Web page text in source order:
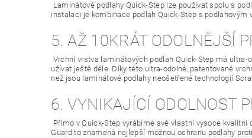
Laminátové podlahy Quick-Step lze používat spolu s
instalaci je kombinace podlah Quick-Step s podlahovým
5. AŽ 10KRÁT ODOLNĚJŠÍ
Vrchní vrstva laminátových podlah Quick-Step má
užívat ještě déle. Díky této ultra-odolné, patentované
než jsou laminátové podlahy neošetřené technologií
6. VYNIKAJÍCÍ ODOLNOST
Přímo v Quick-Step vyrábíme své vlastní vysoce
Guard to znamená nejlepší možnou ochranu podlahy